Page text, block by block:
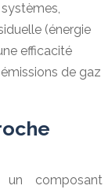
systèmes,
(énergie
efficacité
de gaz
un composant